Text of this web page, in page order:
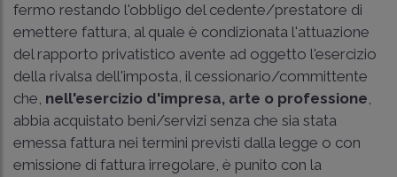
fermo restando l'obbligo del cedente/prestatore di
emettere fattura, al quale è condizionata l'attuazione
del rapporto privatistico avente ad oggetto l'esercizio
della rivalsa dell'imposta, il cessionario/committente
che, nell'esercizio d'impresa, arte o professione,
abbia acquistato beni/servizi senza che sia stata
emessa fattura nei termini previsti dalla legge o con
emissione di fattura irregolare, è punito con la